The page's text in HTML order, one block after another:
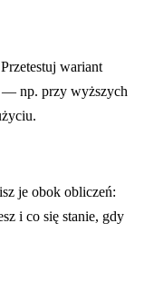
wariant
— np. przy wyższych
je obok obliczeń:
i co się stanie, gdy